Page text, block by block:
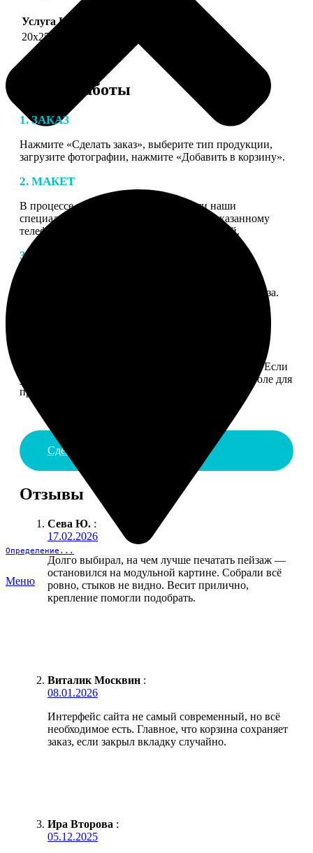
Определение...
Меню
Услуга Цена, руб.
20х25
Этапы работы
1. ЗАКАЗ
Нажмите «Сделать заказ», выберите тип продукции,
загрузите фотографии, нажмите «Добавить в корзину».
2. МАКЕТ
В процессе подготовки заказа к печати наши
специалисты могут связаться с Вами по указанному
телефону или email для согласования деталей.
3. ИЗГОТОВЛЕНИЕ
получите подтверждение на email с описанием заказа.
Введите адрес и выберите способ доставки заказа. Если
у вас есть промокод, введите его в специальное поле для
промокода.
Сделать заказ
Отзывы
Сева Ю. :
17.02.2026
Долго выбирал, на чем лучше печатать пейзаж —
остановился на модульной картине. Собрали всё
ровно, стыков не видно. Весит прилично,
крепление помогли подобрать.
Виталик Москвин :
08.01.2026
Интерфейс сайта не самый современный, но всё
необходимое есть. Главное, что корзина сохраняет
заказ, если закрыл вкладку случайно.
Ира Второва :
05.12.2025